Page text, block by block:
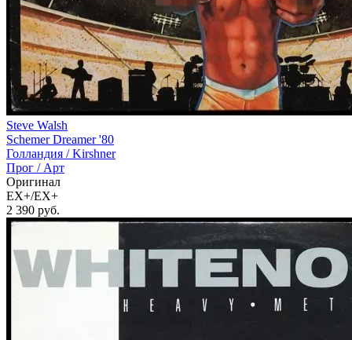
Steve Walsh
Schemer Dreamer '80
Голландия /Kirshner
Прог / Арт
Оригинал
EX+/EX+
2 390 руб.